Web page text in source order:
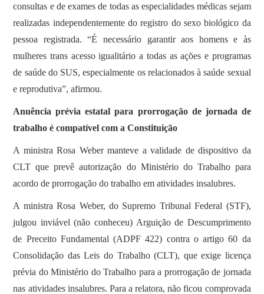
consultas e de exames de todas as especialidades médicas sejam
realizadas independentemente do registro do sexo biológico da
pessoa registrada. “É necessário garantir aos homens e às
mulheres trans acesso igualitário a todas as ações e programas
de saúde do SUS, especialmente os relacionados à saúde sexual
e reprodutiva”, afirmou.
Anuência prévia estatal para prorrogação de jornada de
trabalho é compatível com a Constituição
A ministra Rosa Weber manteve a validade de dispositivo da
CLT que prevê autorização do Ministério do Trabalho para
acordo de prorrogação do trabalho em atividades insalubres.
A ministra Rosa Weber, do Supremo Tribunal Federal (STF),
julgou inviável (não conheceu) Arguição de Descumprimento
de Preceito Fundamental (ADPF 422) contra o artigo 60 da
Consolidação das Leis do Trabalho (CLT), que exige licença
prévia do Ministério do Trabalho para a prorrogação de jornada
nas atividades insalubres. Para a relatora, não ficou comprovada